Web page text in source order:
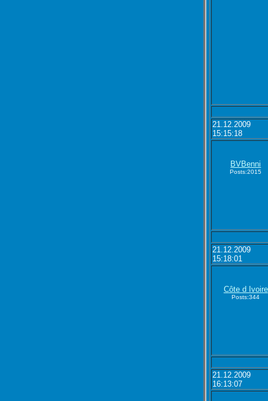
21.12.2009
15:15:18
BVBenni
Posts:2015
21.12.2009
15:18:01
Côte d Ivoire
Posts:344
21.12.2009
16:13:07